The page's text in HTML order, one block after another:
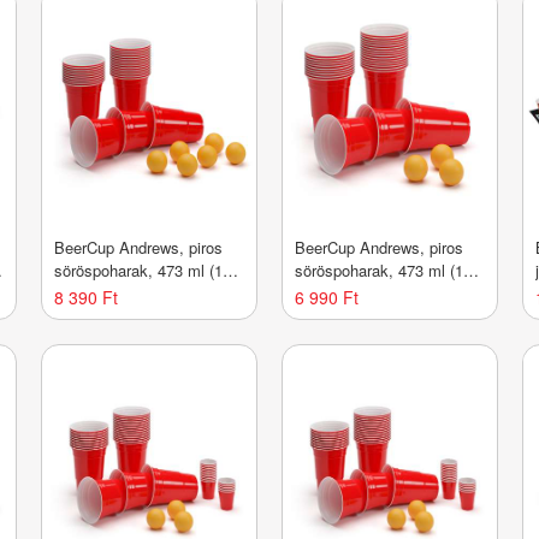
BeerCup Andrews, piros
söröspoharak, 473 ml (16
oz), robusztus, mellékelve
labdácskák és szabályok
8 390 Ft
BeerCup Andrews, piros
söröspoharak, 473 ml (16
oz), robusztus, mellékelve
labdácskák és szabályok
6 990 Ft